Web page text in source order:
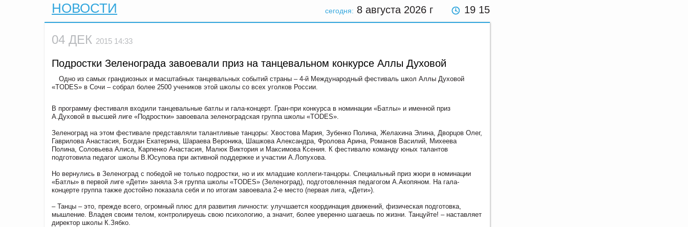
сегодня: 8 августа 2026 г 19 15
НОВОСТИ
04 ДЕК 2015 14:33
Подростки Зеленограда завоевали приз на танцевальном конкурсе Аллы Духовой
Одно из самых грандиозных и масштабных танцевальных событий страны – 4-й Международный фестиваль школ Аллы Духовой
«TODES» в Сочи – собрал более 2500 учеников этой школы со всех уголков России.
В программу фестиваля входили танцевальные батлы и гала-концерт. Гран-при конкурса в номинации «Батлы» и именной приз
А.Духовой в высшей лиге «Подростки» завоевала зеленоградская группа школы «TODES».
Зеленоград на этом фестивале представляли талантливые танцоры: Хвостова Мария, Зубенко Полина, Желахина Элина, Дворцов Олег,
Гаврилова Анастасия, Богдан Екатерина, Шараева Вероника, Шашкова Александра, Фролова Арина, Романов Василий, Михеева
Полина, Соловьева Алиса, Карпенко Анастасия, Малюк Виктория и Максимова Ксения. К фестивалю команду юных талантов
подготовила педагог школы В.Юсупова при активной поддержке и участии А.Лопухова.
Но вернулись в Зеленоград с победой не только подростки, но и их младшие коллеги-танцоры. Специальный приз жюри в номинации
«Батлы» в первой лиге «Дети» заняла 3-я группа школы «TODES» (Зеленоград), подготовленная педагогом А.Акопяном. На гала-
концерте группа также достойно показала себя и по итогам завоевала 2-е место (первая лига, «Дети»).
– Танцы – это, прежде всего, огромный плюс для развития личности: улучшается координация движений, физическая подготовка,
мышление. Владея своим телом, контролируешь свою психологию, а значит, более уверенно шагаешь по жизни. Танцуйте! – наставляет
директор школы К.Зябко.